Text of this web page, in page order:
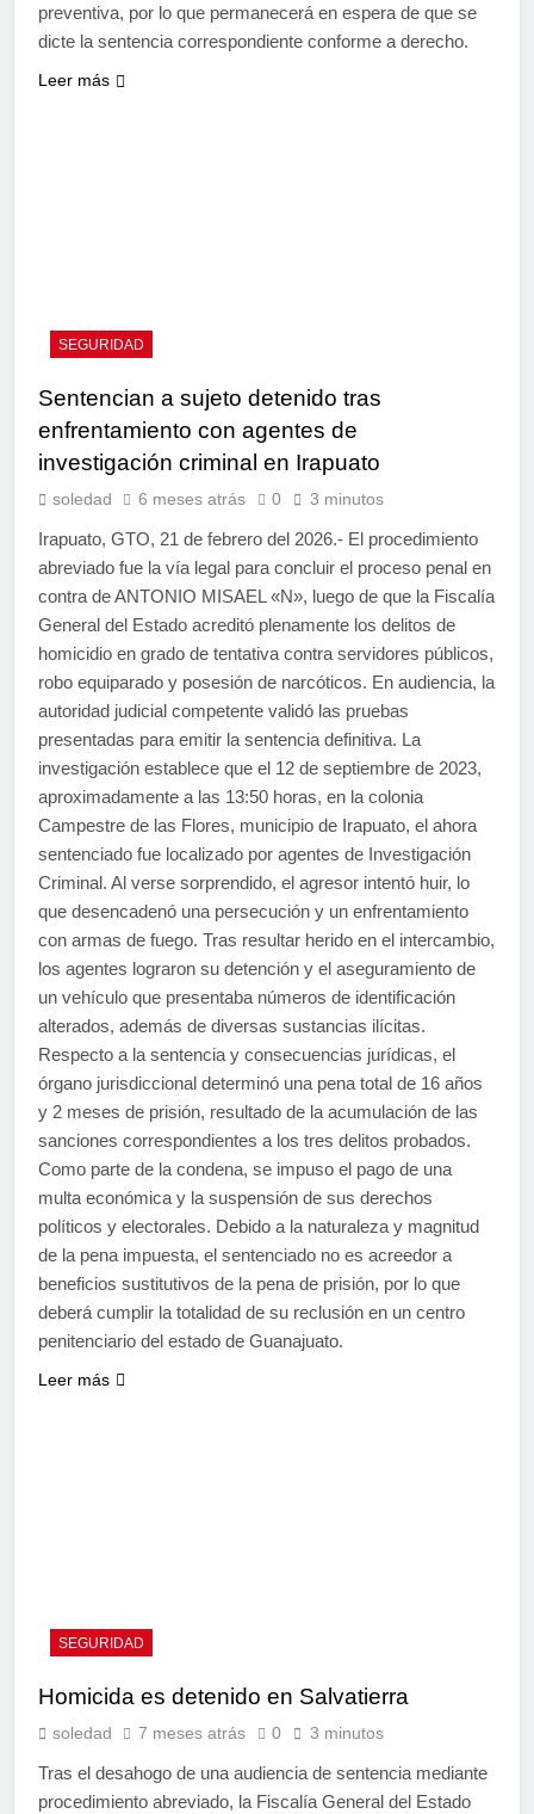
preventiva, por lo que permanecerá en espera de que se
dicte la sentencia correspondiente conforme a derecho.
Leer más
SEGURIDAD
Sentencian a sujeto detenido tras
enfrentamiento con agentes de
investigación criminal en Irapuato
soledad 6 meses atrás 0 3 minutos
Irapuato, GTO, 21 de febrero del 2026.- El procedimiento
abreviado fue la vía legal para concluir el proceso penal en
contra de ANTONIO MISAEL «N», luego de que la Fiscalía
General del Estado acreditó plenamente los delitos de
homicidio en grado de tentativa contra servidores públicos,
robo equiparado y posesión de narcóticos. En audiencia, la
autoridad judicial competente validó las pruebas
presentadas para emitir la sentencia definitiva. La
investigación establece que el 12 de septiembre de 2023,
aproximadamente a las 13:50 horas, en la colonia
Campestre de las Flores, municipio de Irapuato, el ahora
sentenciado fue localizado por agentes de Investigación
Criminal. Al verse sorprendido, el agresor intentó huir, lo
que desencadenó una persecución y un enfrentamiento
con armas de fuego. Tras resultar herido en el intercambio,
los agentes lograron su detención y el aseguramiento de
un vehículo que presentaba números de identificación
alterados, además de diversas sustancias ilícitas.
Respecto a la sentencia y consecuencias jurídicas, el
órgano jurisdiccional determinó una pena total de 16 años
y 2 meses de prisión, resultado de la acumulación de las
sanciones correspondientes a los tres delitos probados.
Como parte de la condena, se impuso el pago de una
multa económica y la suspensión de sus derechos
políticos y electorales. Debido a la naturaleza y magnitud
de la pena impuesta, el sentenciado no es acreedor a
beneficios sustitutivos de la pena de prisión, por lo que
deberá cumplir la totalidad de su reclusión en un centro
penitenciario del estado de Guanajuato.
Leer más
SEGURIDAD
Homicida es detenido en Salvatierra
soledad 7 meses atrás 0 3 minutos
Tras el desahogo de una audiencia de sentencia mediante
procedimiento abreviado, la Fiscalía General del Estado